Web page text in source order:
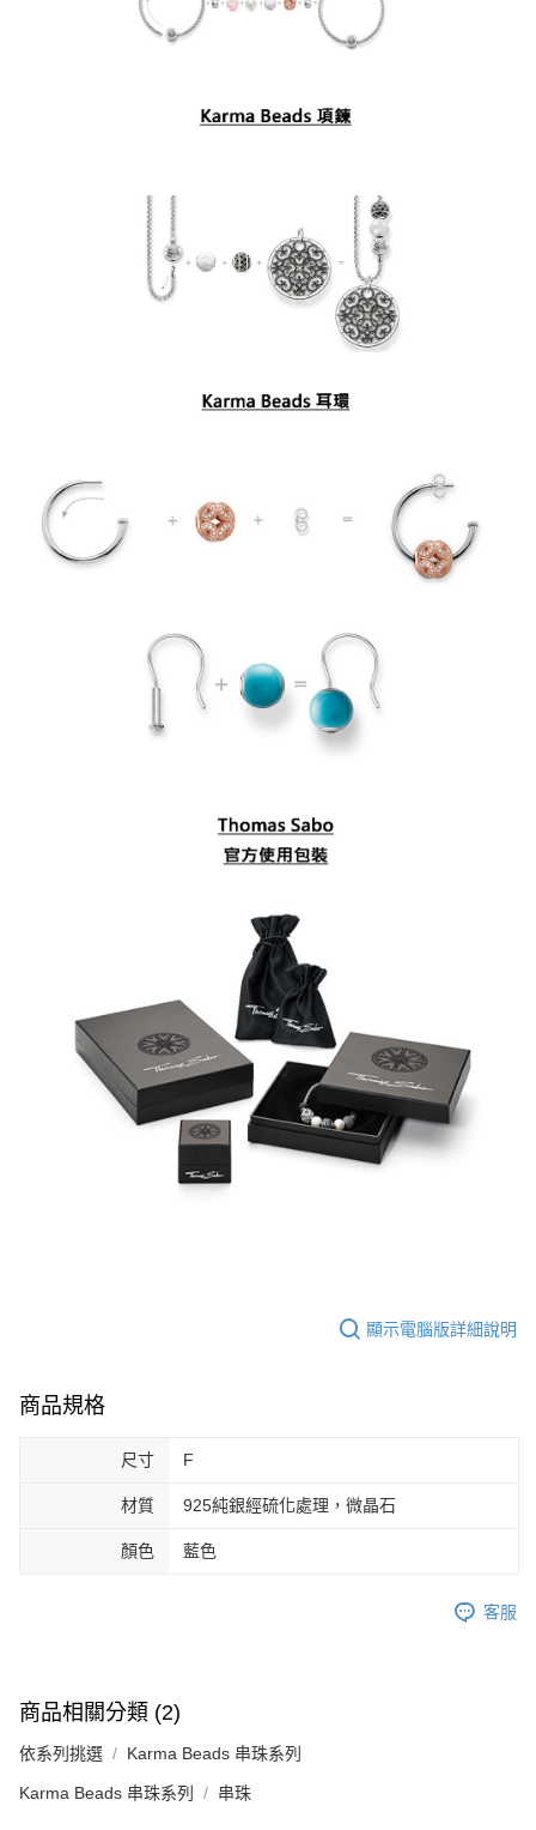
顯示電腦版詳細說明
商品規格
尺寸 F
材質 925純銀經硫化處理，微晶石
顏色 藍色
客服
商品相關分類 (2)
依系列挑選 Karma Beads 串珠系列
Karma Beads 串珠系列 串珠